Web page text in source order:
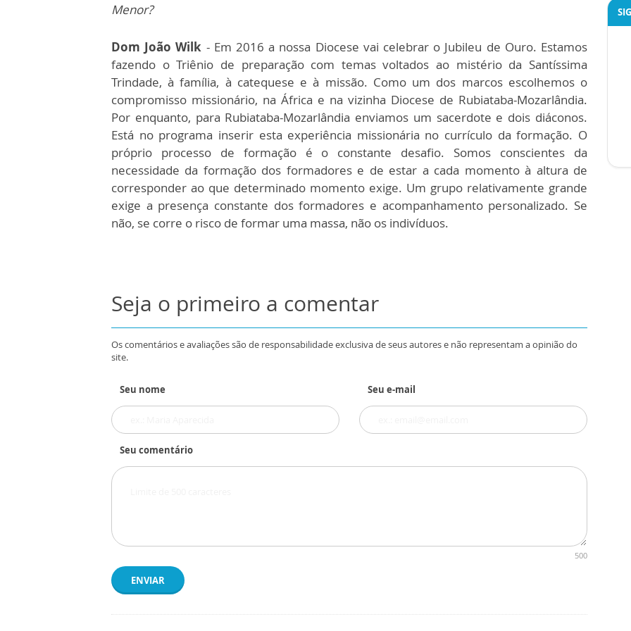
Menor?
Dom João Wilk - Em 2016 a nossa Diocese vai celebrar o Jubileu de Ouro. Estamos
fazendo o Triênio de preparação com temas voltados ao mistério da Santíssima
Trindade, à família, à catequese e à missão. Como um dos marcos escolhemos o
compromisso missionário, na África e na vizinha Diocese de Rubiataba-Mozarlândia.
Por enquanto, para Rubiataba-Mozarlândia enviamos um sacerdote e dois diáconos.
Está no programa inserir esta experiência missionária no currículo da formação. O
próprio processo de formação é o constante desafio. Somos conscientes da
necessidade da formação dos formadores e de estar a cada momento à altura de
corresponder ao que determinado momento exige. Um grupo relativamente grande
exige a presença constante dos formadores e acompanhamento personalizado. Se
não, se corre o risco de formar uma massa, não os indivíduos.
Seja o primeiro a comentar
Os comentários e avaliações são de responsabilidade exclusiva de seus autores e não representam a opinião do
site.
Seu nome Seu e-mail
Seu comentário
500
ENVIAR